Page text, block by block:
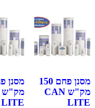
מסנן פחם 150
מק"ש CAN
LITE
LITE